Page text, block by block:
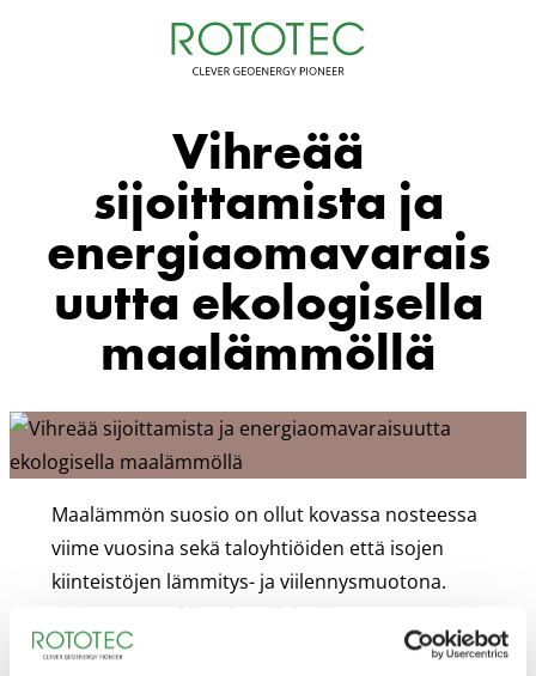
Vihreää
sijoittamista ja
energiaomavarais
uutta ekologisella
maalämmöllä
Maalämmön suosio on ollut kovassa nosteessa
viime vuosina sekä taloyhtiöiden että isojen
kiinteistöjen lämmitys- ja viilennysmuotona.
Monet suuret kiinteistösijoittajat ovat
huomanneet maalämpöön siirtymisen edut